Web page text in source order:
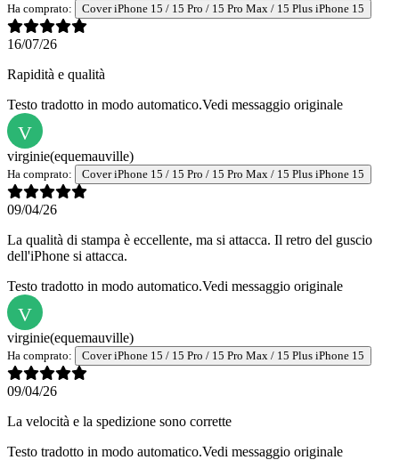
Ha comprato: Cover iPhone 15 / 15 Pro / 15 Pro Max / 15 Plus iPhone 15
16/07/26
Rapidità e qualità
Testo tradotto in modo automatico.Vedi messaggio originale
V
virginie(equemauville)
Ha comprato: Cover iPhone 15 / 15 Pro / 15 Pro Max / 15 Plus iPhone 15
09/04/26
La qualità di stampa è eccellente, ma si attacca. Il retro del guscio
dell'iPhone si attacca.
Testo tradotto in modo automatico.Vedi messaggio originale
V
virginie(equemauville)
Ha comprato: Cover iPhone 15 / 15 Pro / 15 Pro Max / 15 Plus iPhone 15
09/04/26
La velocità e la spedizione sono corrette
Testo tradotto in modo automatico.Vedi messaggio originale